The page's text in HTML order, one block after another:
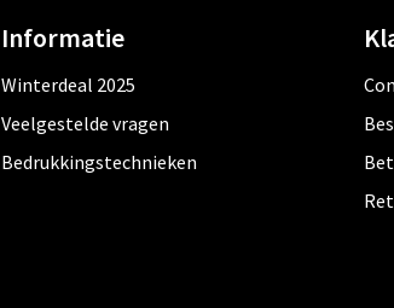
Informatie
Winterdeal 2025
Veelgestelde vragen
Bedrukkingstechnieken